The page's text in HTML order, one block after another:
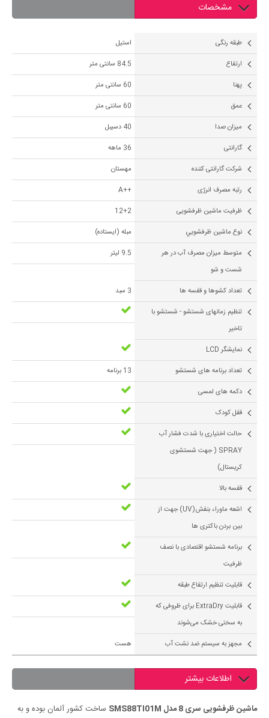
مشخصات
طبقه رنگی
استیل
ارتفاع
84.5 سانتی متر
پهنا
60 سانتی متر
عمق
60 سانتی متر
ميزان صدا
40 دسیبل
گارانتی
36 ماهه
شرکت گارانتی کننده
مهستان
رتبه مصرف انرژی
++A
ظرفيت ماشین ظرفشویی
12+2
نوع ماشين ظرفشويي
مبله (ایستاده)
متوسط ميزان مصرف آب در هر
شست و شو
9.5 لیتر
تعداد کشوها و قفسه ها
3 سبد
تنظیم زمانهای شستشو - شستشو با
تاخیر
نمایشگر LCD
تعداد برنامه های شستشو
13 برنامه
دکمه های لمسی
قفل کودک
حالت اختیاری با شدت فشار آب
SPRAY ( جهت شستشوی
کریستال)
قفسه بالا
اشعه ماوراء بنفش(UV) جهت از
بین بردن باکتری ها
برنامه شستشو اقتصادی با نصف
ظرفیت
قابلیت تنظیم ارتفاع طبقه
قابلیت ExtraDry برای ظروفی که
به سختی خشک می‌شوند
مجهز به سيستم ضد نشت آب
هست
اطلاعات بیشتر
ماشین ظرفشویی سری 8 مدل SMS88TI01M ساخت کشور آلمان بوده و به